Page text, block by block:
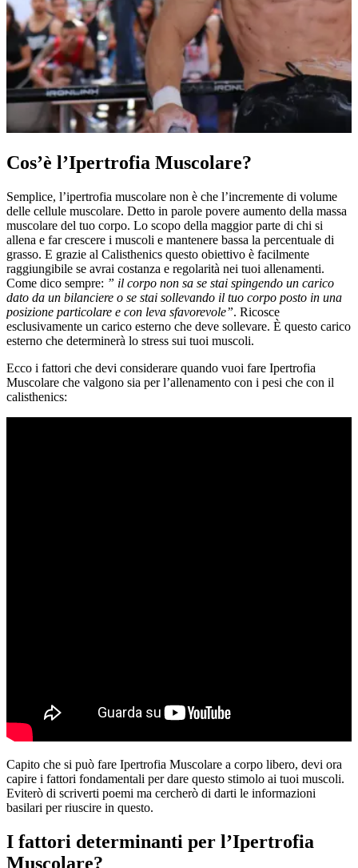
Cos’è l’Ipertrofia Muscolare?
Semplice, l’ipertrofia muscolare non è che l’incremente di volume
delle cellule muscolare. Detto in parole povere aumento della massa
muscolare del tuo corpo. Lo scopo della maggior parte di chi si
allena e far crescere i muscoli e mantenere bassa la percentuale di
grasso. E grazie al Calisthenics questo obiettivo è facilmente
raggiungibile se avrai costanza e regolarità nei tuoi allenamenti.
Come dico sempre: ” il corpo non sa se stai spingendo un carico
dato da un bilanciere o se stai sollevando il tuo corpo posto in una
posizione particolare e con leva sfavorevole”. Ricosce
esclusivamente un carico esterno che deve sollevare. È questo carico
esterno che determinerà lo stress sui tuoi muscoli.
Ecco i fattori che devi considerare quando vuoi fare Ipertrofia
Muscolare che valgono sia per l’allenamento con i pesi che con il
calisthenics:
Capito che si può fare Ipertrofia Muscolare a corpo libero, devi ora
capire i fattori fondamentali per dare questo stimolo ai tuoi muscoli.
Eviterò di scriverti poemi ma cercherò di darti le informazioni
basilari per riuscire in questo.
I fattori determinanti per l’Ipertrofia
Muscolare?